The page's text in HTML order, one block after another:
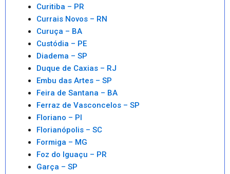
Curitiba – PR
Currais Novos – RN
Curuça – BA
Custódia – PE
Diadema – SP
Duque de Caxias – RJ
Embu das Artes – SP
Feira de Santana – BA
Ferraz de Vasconcelos – SP
Floriano – PI
Florianópolis – SC
Formiga – MG
Foz do Iguaçu – PR
Garça – SP